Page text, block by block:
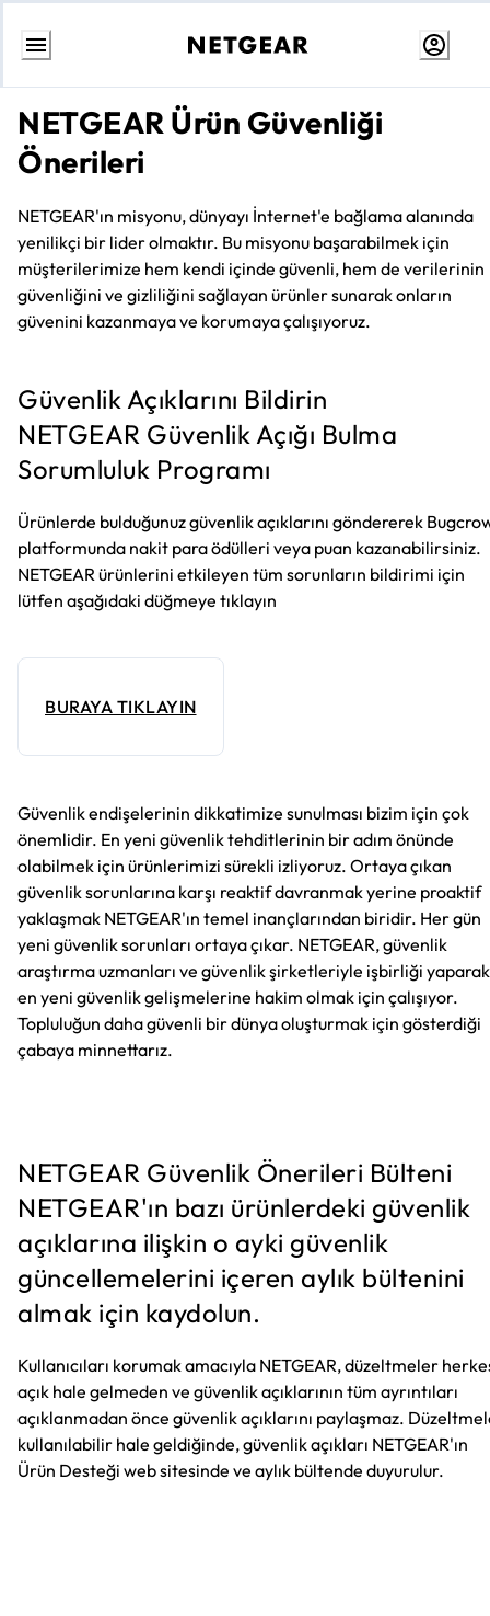
Skip
content
NETGEAR Ürün Güvenliği
Önerileri
NETGEAR'ın misyonu, dünyayı İnternet'e bağlama alanında
yenilikçi bir lider olmaktır. Bu misyonu başarabilmek için
müşterilerimize hem kendi içinde güvenli, hem de verilerinin
güvenliğini ve gizliliğini sağlayan ürünler sunarak onların
güvenini kazanmaya ve korumaya çalışıyoruz.
Güvenlik Açıklarını Bildirin
NETGEAR Güvenlik Açığı Bulma
Sorumluluk Programı
Ürünlerde bulduğunuz güvenlik açıklarını göndererek
platformunda nakit para ödülleri veya puan kazanabilirsiniz.
NETGEAR ürünlerini etkileyen tüm sorunların bildirimi için
lütfen aşağıdaki düğmeye tıklayın
BURAYA TIKLAYIN
Güvenlik endişelerinin dikkatimize sunulması bizim için çok
önemlidir. En yeni güvenlik tehditlerinin bir adım önünde
olabilmek için ürünlerimizi sürekli izliyoruz. Ortaya çıkan
güvenlik sorunlarına karşı reaktif davranmak yerine proaktif
yaklaşmak NETGEAR'ın temel inançlarından biridir. Her gün
yeni güvenlik sorunları ortaya çıkar. NETGEAR, güvenlik
araştırma uzmanları ve güvenlik şirketleriyle işbirliği yaparak
en yeni güvenlik gelişmelerine hakim olmak için çalışıyor.
Topluluğun daha güvenli bir dünya oluşturmak için gösterdiği
çabaya minnettarız.
NETGEAR Güvenlik Önerileri Bülteni
NETGEAR'ın bazı ürünlerdeki güvenlik
açıklarına ilişkin o ayki güvenlik
güncellemelerini içeren aylık bültenini
almak için kaydolun.
Kullanıcıları korumak amacıyla NETGEAR, düzeltmeler
açık hale gelmeden ve güvenlik açıklarının tüm ayrıntıları
açıklanmadan önce güvenlik açıklarını paylaşmaz.
kullanılabilir hale geldiğinde, güvenlik açıkları NETGEAR'ın
Ürün Desteği web sitesinde ve aylık bültende duyurulur.